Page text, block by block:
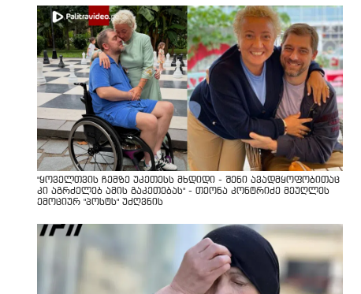
"ყოველთვის ჩემზე უკეთესს მხდიდი - შენი ავადმყოფობითაც
კი აგრძელებ ამის გაკეთებას" - თეონა კონტრიძე მეუღლეს
ემოციურ "პოსტს" უძღვნის